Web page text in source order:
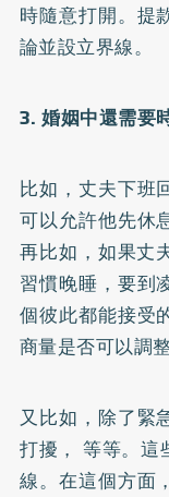
時隨意打開。提
論並設立界線。
3. 婚姻中還需要
比如，丈夫下班
可以允許他先休
再比如，如果丈
習慣晚睡，要到
個彼此都能接受
商量是否可以調
又比如，除了緊
打擾， 等等。這
線。在這個方面